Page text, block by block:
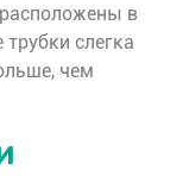
в
слегка
чем